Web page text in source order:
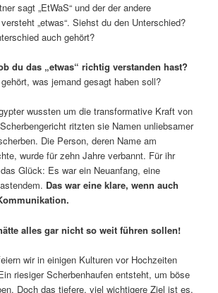
sagt „EtWaS“ und der der andere
„etwas“. Siehst du den Unterschied?
auch gehört?
du das „etwas“ richtig verstanden hast?
was jemand gesagt haben soll?
wussten um die transformative Kraft von
ritzten sie Namen unliebsamer
Die Person, deren Name am
wurde für zehn Jahre verbannt. Für ihr
Glück: Es war ein Neuanfang, eine
Das war eine klare, wenn auch
alles gar nicht so weit führen sollen!
wir in einigen Kulturen vor Hochzeiten
riesiger Scherbenhaufen entsteht, um böse
Doch das tiefere, viel wichtigere Ziel ist es,